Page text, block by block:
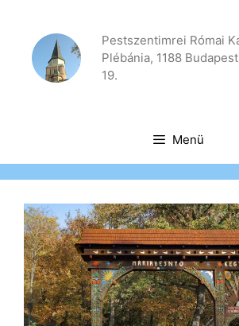
tartalomba
Pestszentimrei Római
Plébánia, 1188
19.
Menü